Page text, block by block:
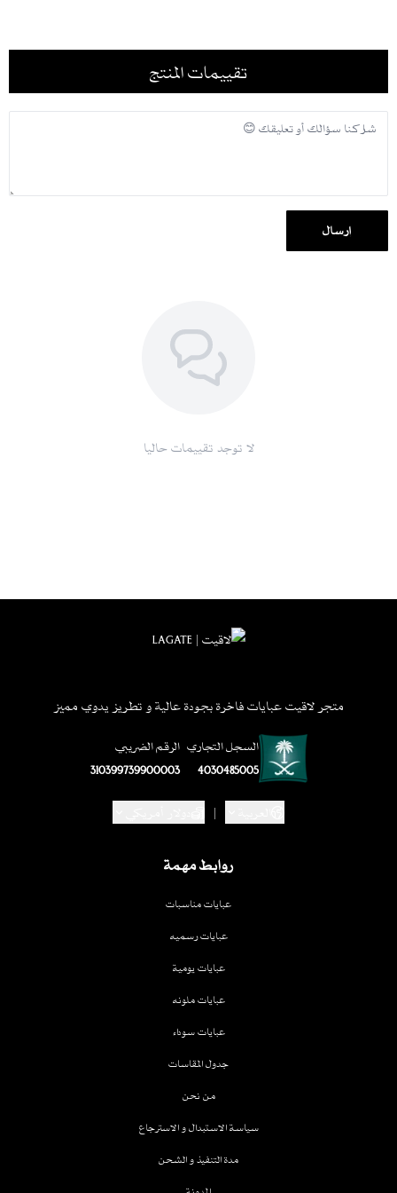
تخزين العباية في مكان مهوّى جيداً للحفاظ على شكلها وتجنب الروائح أو
نصيحة تنسيق:
نسّقيها مع إكسسوارات ذهبية أو سوداء ناعمة لإبراز التفاصيل البرتقالية
والقصات الطولية
المناسبات الخاصة
الدوام والمشاوير العملية
لمعرفة المقاس المناسب لكِ، اطّلعي على
تقييمات المنتج
إرسال
لا توجد تقييمات حاليا
روابط مهمة
عبايات مناسبات
عبايات رسميه
عبايات يومية
عبايات ملونه
عبايات سوداء
جدول المقاسات
من نحن
سياسة الاستبدال و الاسترجاع
مدة التنفيذ و الشحن
متجر لاقيت عبايات فاخرة بجودة عالية و تطريز يدوي مميز
السجل التجاري
4030485005
الرقم الضريبي
310399739900003
|